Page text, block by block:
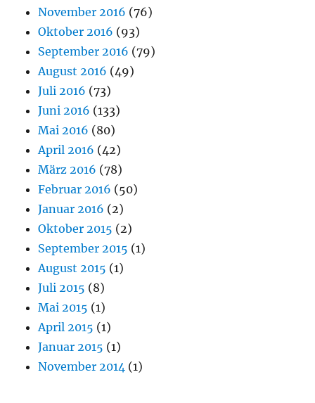
November 2016 (76)
Oktober 2016 (93)
September 2016 (79)
August 2016 (49)
Juli 2016 (73)
Juni 2016 (133)
Mai 2016 (80)
April 2016 (42)
März 2016 (78)
Februar 2016 (50)
Januar 2016 (2)
Oktober 2015 (2)
September 2015 (1)
August 2015 (1)
Juli 2015 (8)
Mai 2015 (1)
April 2015 (1)
Januar 2015 (1)
November 2014 (1)